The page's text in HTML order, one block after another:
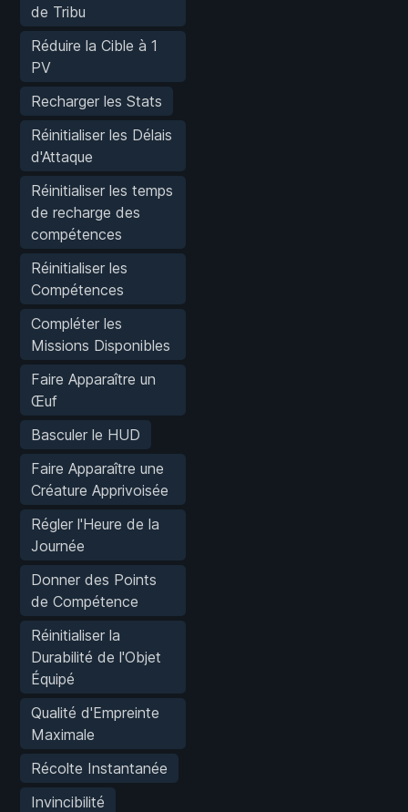
de Tribu
Réduire la Cible à 1
PV
Recharger les Stats
Réinitialiser les Délais
d'Attaque
Réinitialiser les temps
de recharge des
compétences
Réinitialiser les
Compétences
Compléter les
Missions Disponibles
Faire Apparaître un
Œuf
Basculer le HUD
Faire Apparaître une
Créature Apprivoisée
Régler l'Heure de la
Journée
Donner des Points
de Compétence
Réinitialiser la
Durabilité de l'Objet
Équipé
Qualité d'Empreinte
Maximale
Récolte Instantanée
Invincibilité